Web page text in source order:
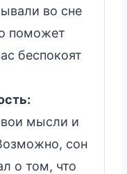
во сне
поможет
беспокоят
мысли и
сон
о том, что